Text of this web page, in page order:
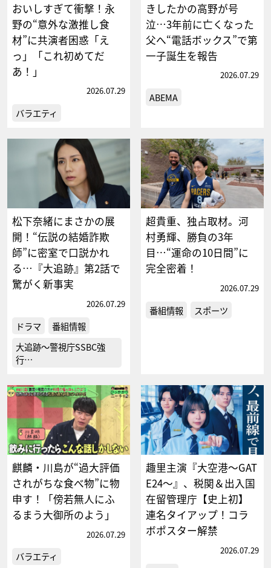
おいしすぎて衝撃！永
野の“意外な激推し食
材”に共演者困惑「え
っ」「これ初めてだ
あ！」
2026.07.29
バラエティ
きしたかの高野が号
泣…3年前に亡くなった
父へ“電話ボックス”で第
一子誕生を報告
2026.07.29
ABEMA
松下奈緒にまさかの展
開！“伝説の結婚詐欺
師”に密室で口説かれ
る…『大追跡』第2話で
驚がく新事実
2026.07.29
ドラマ
番組情報
大追跡～警視庁SSBC強
行…
超貴重、独占取材。河
村勇輝、勝負の3年
目…“運命の10日間”に
完全密着！
2026.07.29
番組情報 スポーツ
麒麟・川島が“過大評価
されがちな食べ物”に物
申す！「傍若無人にふ
るまう大御所のよう」
2026.07.29
バラエティ
趣里主演『大空港～GAT
E24～』、税関＆出入国
在留管理庁【史上初】
連名タイアップ！コラ
ボポスター解禁
2026.07.29